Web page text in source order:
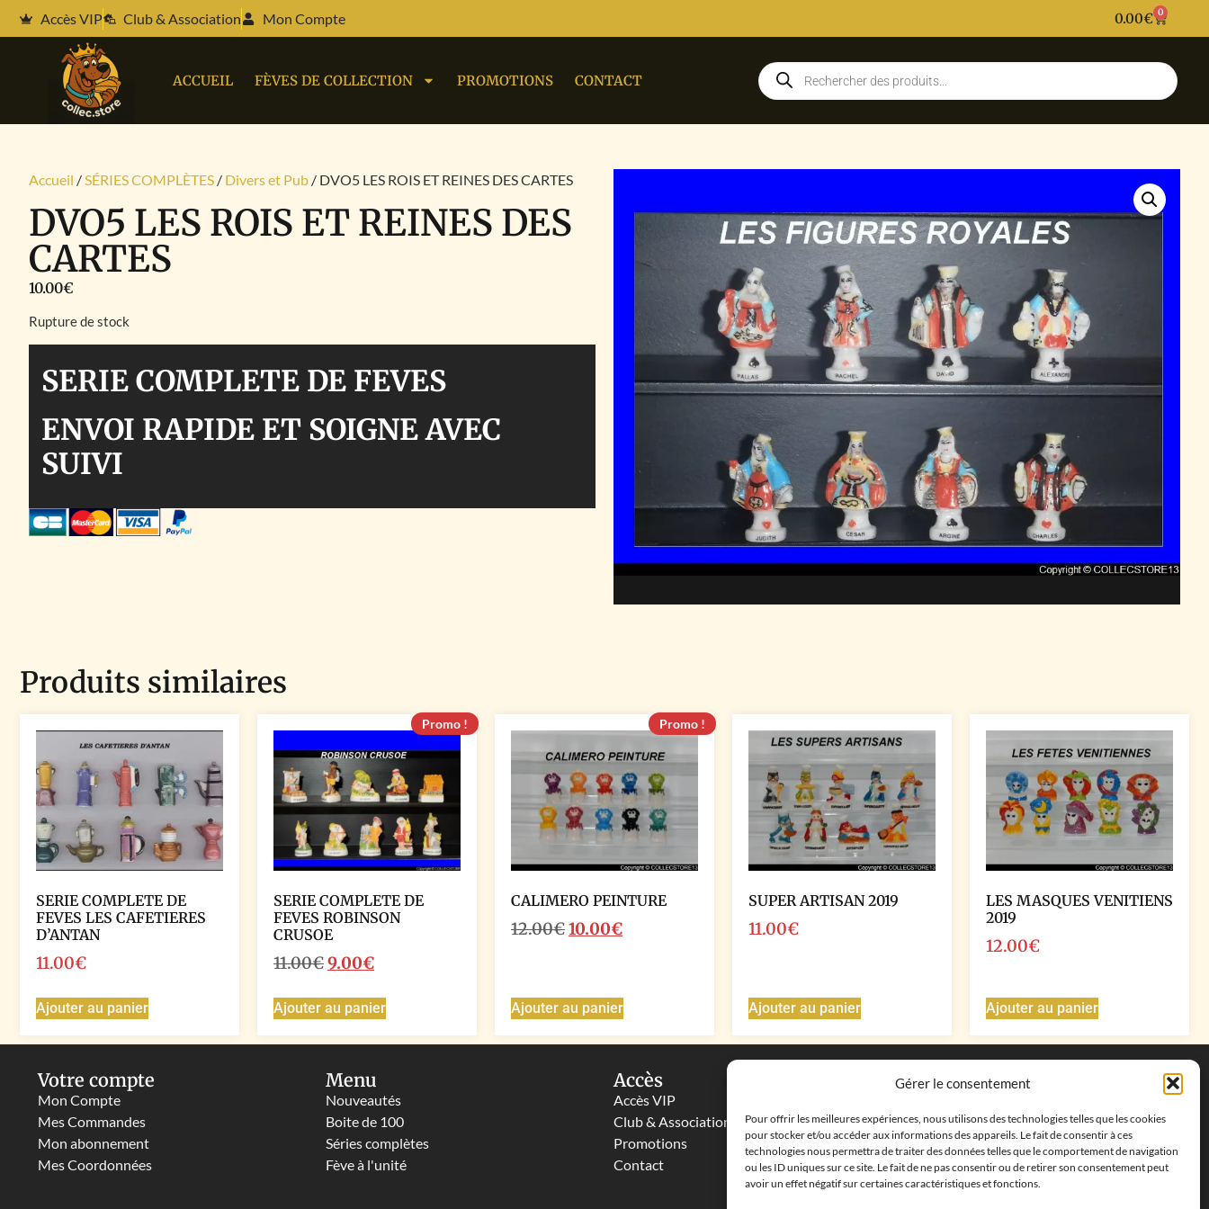
Gérer le consentement
Pour offrir les meilleures expériences, nous utilisons des technologies telles que les cookies
pour stocker et/ou accéder aux informations des appareils. Le fait de consentir à ces
technologies nous permettra de traiter des données telles que le comportement de navigation
ou les ID uniques sur ce site. Le fait de ne pas consentir ou de retirer son consentement peut
avoir un effet négatif sur certaines caractéristiques et fonctions.
Accès VIP Club & Association Mon Compte 0.00€ 0
ACCUEIL FÈVES DE COLLECTION PROMOTIONS CONTACT
Accueil /SÉRIES COMPLÈTES / Divers et Pub / DVO5 LES ROIS ET REINES DES CARTES
DVO5 LES ROIS ET REINES DES
CARTES
10.00€
Rupture de stock
SERIE COMPLETE DE FEVES
ENVOI RAPIDE ET SOIGNE AVEC
SUIVI
Produits similaires
SERIE COMPLETE DE
FEVES LES CAFETIERES
D’ANTAN
11.00€
Ajouter au panier
Promo !
SERIE COMPLETE DE
FEVES ROBINSON
CRUSOE
11.00€9.00€
Ajouter au panier
Promo !
CALIMERO PEINTURE
12.00€10.00€
Ajouter au panier
SUPER ARTISAN 2019
11.00€
Ajouter au panier
LES MASQUES VENITIENS
2019
12.00€
Ajouter au panier
Votre compte
Mon Compte
Mes Commandes
Mon abonnement
Mes Coordonnées
Menu
Nouveautés
Boite de 100
Séries complètes
Fève à l'unité
Accès
Accès VIP
Club & Associations
Promotions
Contact
Coordonnées
cléments, 13500 Martigues, France
Téléphone : ‭+33652313256‬
Email :feves.collecstore@gmail.com